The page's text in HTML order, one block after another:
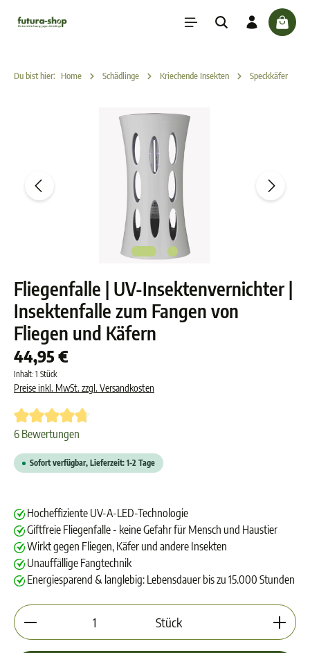
springen
Du bist hier: Home Schädlinge Kriechende Insekten Speckkäfer
Fliegenfalle | UV-Insektenvernichter |
Insektenfalle zum Fangen von
Fliegen und Käfern
44,95 €
Inhalt: 1 Stück
Preise inkl. MwSt. zzgl. Versandkosten
Durchschnittliche Bewertung von 4.8 von 5 Sternen
6 Bewertungen
Sofort verfügbar, Lieferzeit: 1-2 Tage
Hocheffiziente UV-A-LED-Technologie
Giftfreie Fliegenfalle - keine Gefahr für Mensch und Haustier
Wirkt gegen Fliegen, Käfer und andere Insekten
Unauffällige Fangtechnik
Energiesparend & langlebig: Lebensdauer bis zu 15.000 Stunden
Produkt Anzahl: Gib den gewünschten Wert ein
Stück